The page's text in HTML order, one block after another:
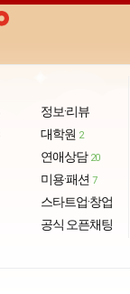
정보·리뷰
대학원 2
연애상담 20
미용·패션 7
스타트업·창업
공식 오픈채팅